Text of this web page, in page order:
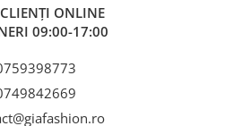
ONLINE
09:00-17:00